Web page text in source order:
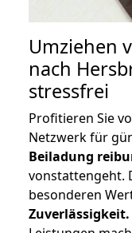
Umziehen
nach
stressfrei
Profitieren Sie
Netzwerk für
Beiladung
vonstattengeht.
besonderen
Zuverlässigkeit.